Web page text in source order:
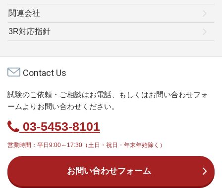
関連会社
3R対応指針
Contact Us
試験のご依頼・ご相談はお電話、もしくはお問い合わせフォ
ームよりお問い合わせください。
03-5453-8101
営業時間：平日9:00～17:30（土日・祝日・年末年始除く）
お問い合わせフォーム